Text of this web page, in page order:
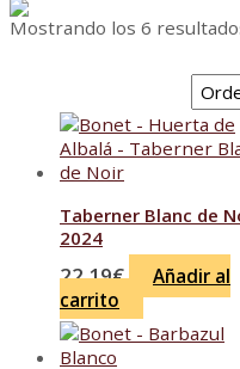
MARCA:
BODEGAS
Mostrando los 6
Taberner Blanc de
2024
22.19€
Añadir al
carrito